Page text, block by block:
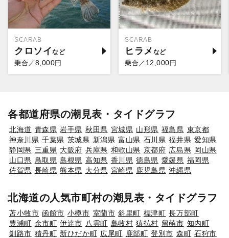
SCARAB
クロソイ
乗合／ 8,000円
SCARAB
ヒラメ
乗合／ 12,000円
各都道府県の潮見表・タイドグラフ
北海道 青森県 岩手県 秋田県 宮城県 山形県 福島県 東京都
神奈川県 千葉県 茨城県 新潟県 富山県 石川県 福井県 愛知県
静岡県 三重県 大阪府 兵庫県 和歌山県 京都府 広島県 岡山県
山口県 鳥取県 島根県 高知県 香川県 徳島県 愛媛県 福岡県
佐賀県 長崎県 熊本県 大分県 宮崎県 鹿児島県 沖縄県
北海道の人気市町村の潮見表・タイドグラフ
苫小牧市 函館市 小樽市 室蘭市 斜里町 標津町 長万部町
豊浦町 余市町 伊達市 八雲町 島牧村 猿払村 留萌市 知内町
釧路市 積丹町 新ひだか町 広尾町 鹿部町 登別市 森町 石狩市